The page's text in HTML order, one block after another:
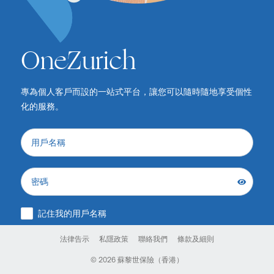
OneZurich
專為個人客戶而設的一站式平台，讓您可以隨時隨地享受個性
化的服務。
用戶名稱
密碼
記住我的用戶名稱
法律告示 私隱政策 聯絡我們 條款及細則
© 2026 蘇黎世保險（香港）